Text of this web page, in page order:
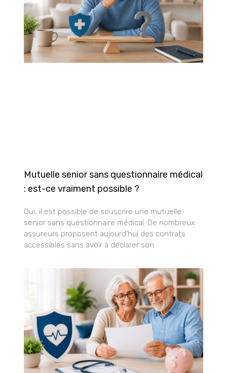
Mutuelle senior sans questionnaire médical
: est-ce vraiment possible ?
Oui, il est possible de souscrire une mutuelle
senior sans questionnaire médical. De nombreux
assureurs proposent aujourd’hui des contrats
accessibles sans avoir à déclarer son